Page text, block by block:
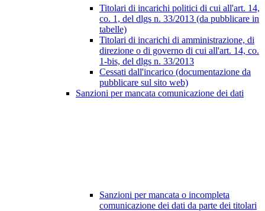
Titolari di incarichi politici di cui all'art. 14,
co. 1, del dlgs n. 33/2013 (da pubblicare in
tabelle)
Titolari di incarichi di amministrazione, di
direzione o di governo di cui all'art. 14, co.
1-bis, del dlgs n. 33/2013
Cessati dall'incarico (documentazione da
pubblicare sul sito web)
Sanzioni per mancata comunicazione dei dati
Sanzioni per mancata o incompleta
comunicazione dei dati da parte dei titolari